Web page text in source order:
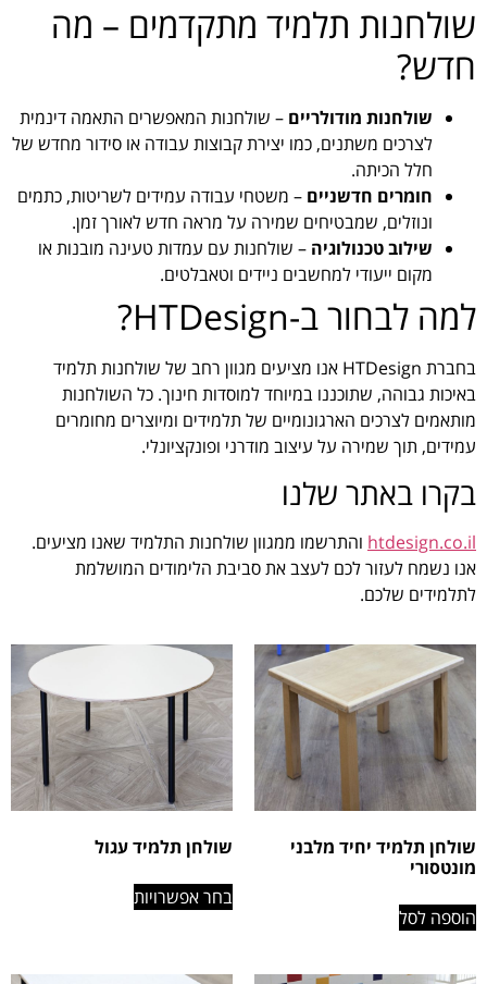
שולחנות תלמיד מתקדמים – מה
חדש?
שולחנות מודולריים – שולחנות המאפשרים התאמה דינמית
לצרכים משתנים, כמו יצירת קבוצות עבודה או סידור מחדש של
חלל הכיתה.
חומרים חדשניים – משטחי עבודה עמידים לשריטות, כתמים
ונוזלים, שמבטיחים שמירה על מראה חדש לאורך זמן.
שילוב טכנולוגיה – שולחנות עם עמדות טעינה מובנות או
מקום ייעודי למחשבים ניידים וטאבלטים.
למה לבחור ב-HTDesign?
בחברת HTDesign אנו מציעים מגוון רחב של שולחנות תלמיד
באיכות גבוהה, שתוכננו במיוחד למוסדות חינוך. כל השולחנות
מותאמים לצרכים הארגונומיים של תלמידים ומיוצרים מחומרים
עמידים, תוך שמירה על עיצוב מודרני ופונקציונלי.
בקרו באתר שלנו
htdesign.co.il והתרשמו ממגוון שולחנות התלמיד שאנו מציעים.
אנו נשמח לעזור לכם לעצב את סביבת הלימודים המושלמת
לתלמידים שלכם.
שולחן תלמיד יחיד מלבני
מונטסורי
הוספה לסל
שולחן תלמיד עגול
בחר אפשרויות